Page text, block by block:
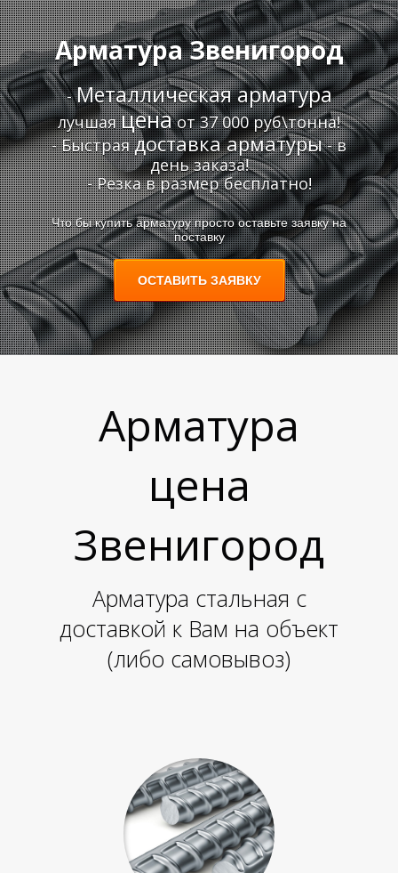
А
Л
Л
Арматура Звенигород
-Металлическая арматура
лучшаяценаот 37 000 руб\тонна!
- Быстраядоставка арматуры- в
день заказа!
- Резка в размер бесплатно!
Что бы купить арматуру просто оставьте заявку на
поставку
ОСТАВИТЬ ЗАЯВКУ
Арматура
цена
Звенигород
Арматура стальная с
доставкой к Вам на объект
(либо самовывоз)
А
Л
Л